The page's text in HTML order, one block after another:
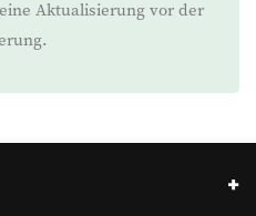
Aktualisierung vor der